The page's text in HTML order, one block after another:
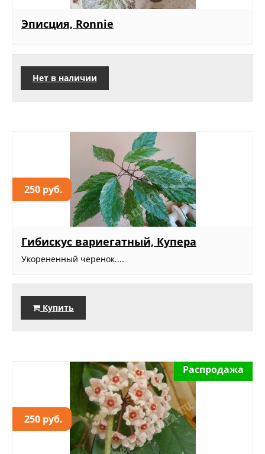
Эписция, Ronnie
Нет в наличии
250 руб.
Гибискус вариегатный, Купера
Укорененный черенок....
Купить
250 руб.
Распродажа